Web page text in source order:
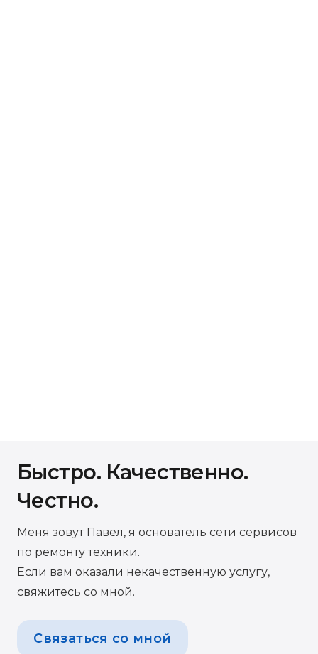
Быстро. Качественно.
Честно.
Меня зовут Павел, я основатель сети сервисов
по ремонту техники.
Если вам оказали некачественную услугу,
свяжитесь со мной.
Связаться со мной